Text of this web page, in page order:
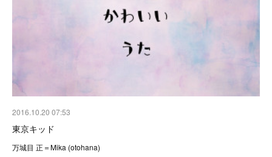
2016.10.20 07:53
東京キッド
万城目 正＝Mika (otohana)